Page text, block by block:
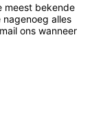
meest bekende
alles
ons wanneer